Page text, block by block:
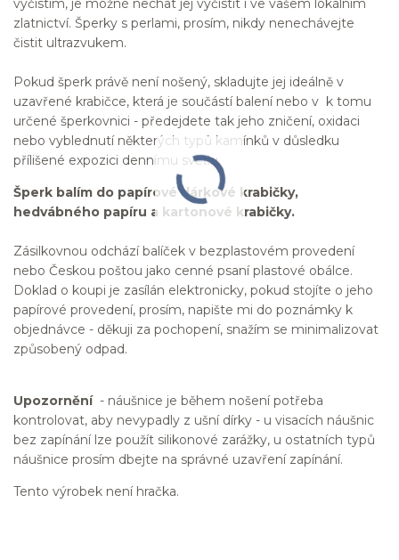
vyčistím, je možné nechat jej vyčistit i ve vašem lokálním
zlatnictví. Šperky s perlami, prosím, nikdy nenechávejte
čistit ultrazvukem.
Pokud šperk právě není nošený, skladujte jej ideálně v
uzavřené krabičce, která je součástí balení nebo v k tomu
určené šperkovnici - předejdete tak jeho zničení, oxidaci
nebo vyblednutí některých typů kamínků v důsledku
přílišené expozici dennímu světlu.
Šperk balím do papírové dárkové krabičky,
hedvábného papíru a kartonové krabičky.
Zásilkovnou odchází balíček v bezplastovém provedení
nebo Českou poštou jako cenné psaní plastové obálce.
Doklad o koupi je zasílán elektronicky, pokud stojíte o jeho
papírové provedení, prosím, napište mi do poznámky k
objednávce - děkuji za pochopení, snažím se minimalizovat
způsobený odpad.
Upozornění - náušnice je během nošení potřeba
kontrolovat, aby nevypadly z ušní dírky - u visacích náušnic
bez zapínání lze použít silikonové zarážky, u ostatních typů
náušnice prosím dbejte na správné uzavření zapínání.
Tento výrobek není hračka.